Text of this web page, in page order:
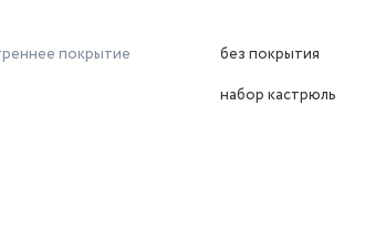
покрытие
без покрытия
набор кастрюль